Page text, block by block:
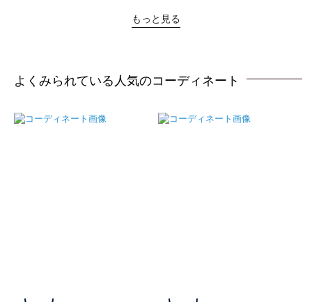
もっと見る
よくみられている人気のコーディネート